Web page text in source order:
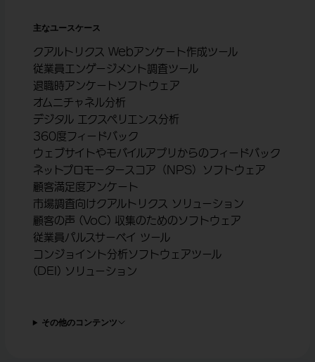
主なユースケース
クアルトリクス Webアンケート作成ツール
従業員エンゲージメント調査ツール
退職時アンケートソフトウェア
オムニチャネル分析
デジタル エクスペリエンス分析
360度フィードバック
ウェブサイトやモバイルアプリからのフィードバック
ネットプロモータースコア（NPS）ソフトウェア
顧客満足度アンケート
市場調査向けクアルトリクス ソリューション
顧客の声 (VoC) 収集のためのソフトウェア
従業員パルスサーベイ ツール
コンジョイント分析ソフトウェアツール
(DEI) ソリューション
その他のコンテンツ